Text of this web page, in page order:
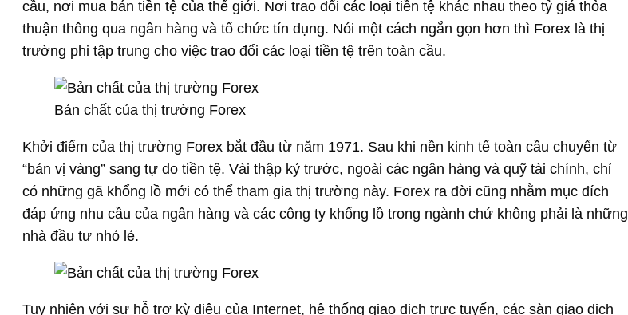
cầu, nơi mua bán tiền tệ của thế giới. Nơi trao đổi các loại tiền tệ khác nhau theo tỷ giá thỏa
thuận thông qua ngân hàng và tổ chức tín dụng. Nói một cách ngắn gọn hơn thì Forex là thị
trường phi tập trung cho việc trao đổi các loại tiền tệ trên toàn cầu.
Bản chất của thị trường Forex
Khởi điểm của thị trường Forex bắt đầu từ năm 1971. Sau khi nền kinh tế toàn cầu chuyển từ
“bản vị vàng” sang tự do tiền tệ. Vài thập kỷ trước, ngoài các ngân hàng và quỹ tài chính, chỉ
có những gã khổng lồ mới có thể tham gia thị trường này. Forex ra đời cũng nhằm mục đích
đáp ứng nhu cầu của ngân hàng và các công ty khổng lồ trong ngành chứ không phải là những
nhà đầu tư nhỏ lẻ.
Tuy nhiên với sự hỗ trợ kỳ diệu của Internet, hệ thống giao dịch trực tuyến, các sàn giao dịch